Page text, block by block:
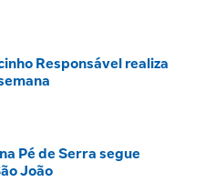
Responsável realiza
Pé de Serra segue
João